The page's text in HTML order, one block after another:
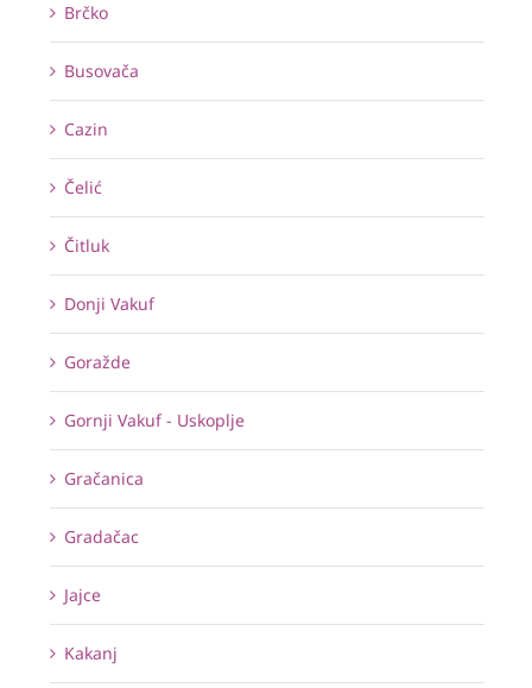
Brčko
Busovača
Cazin
Čelić
Čitluk
Donji Vakuf
Goražde
Gornji Vakuf - Uskoplje
Gračanica
Gradačac
Jajce
Kakanj